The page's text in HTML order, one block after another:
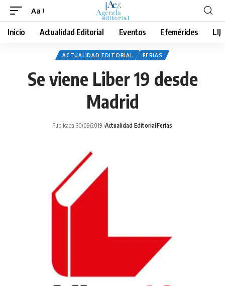
Cambiar
tamaño
Aa
Inicio Actualidad Editorial Eventos Efemérides LIJ
ACTUALIDAD EDITORIAL FERIAS
Se viene Liber 19 desde
Madrid
Publicada 30/09/2019 Actualidad EditorialFerias